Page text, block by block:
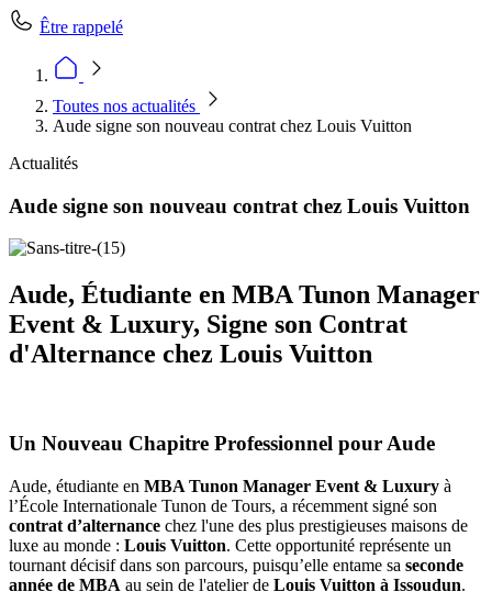
Être rappelé
Toutes nos actualités
Aude signe son nouveau contrat chez Louis Vuitton
Actualités
Aude signe son nouveau contrat chez Louis Vuitton
Aude, Étudiante en MBA Tunon Manager
Event & Luxury, Signe son Contrat
d'Alternance chez Louis Vuitton
Un Nouveau Chapitre Professionnel pour Aude
Aude, étudiante en MBA Tunon Manager Event & Luxury à
l’École Internationale Tunon de Tours, a récemment signé son
contrat d’alternance chez l'une des plus prestigieuses maisons de
luxe au monde : Louis Vuitton. Cette opportunité représente un
tournant décisif dans son parcours, puisqu’elle entame sa seconde
année de MBA au sein de l'atelier de Louis Vuitton à Issoudun.